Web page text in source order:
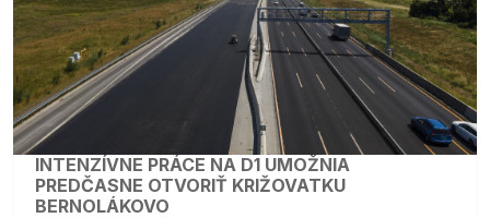
INTENZÍVNE PRÁCE NA D1 UMOŽNIA
PREDČASNE OTVORIŤ KRIŽOVATKU
BERNOLÁKOVO